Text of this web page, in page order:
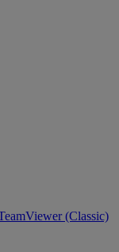
(Classic)